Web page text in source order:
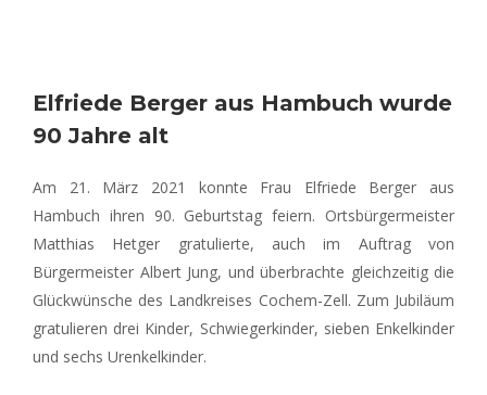
Elfriede Berger aus Hambuch wurde
90 Jahre alt
Am 21. März 2021 konnte Frau Elfriede Berger aus
Hambuch ihren 90. Geburtstag feiern. Ortsbürgermeister
Matthias Hetger gratulierte, auch im Auftrag von
Bürgermeister Albert Jung, und überbrachte gleichzeitig die
Glückwünsche des Landkreises Cochem-Zell. Zum Jubiläum
gratulieren drei Kinder, Schwiegerkinder, sieben Enkelkinder
und sechs Urenkelkinder.